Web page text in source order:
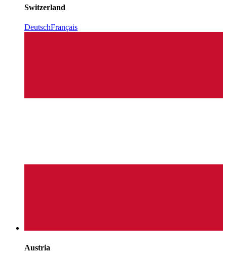
Switzerland
DeutschFrançais
Austria